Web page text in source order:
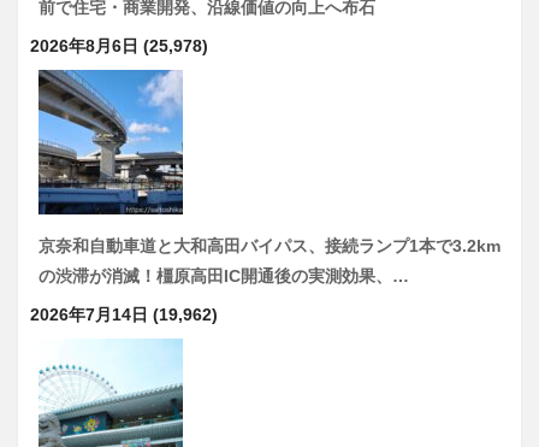
前で住宅・商業開発、沿線価値の向上へ布石
2026年8月6日 (25,978)
京奈和自動車道と大和高田バイパス、接続ランプ1本で3.2km
の渋滞が消滅！橿原高田IC開通後の実測効果、…
2026年7月14日 (19,962)